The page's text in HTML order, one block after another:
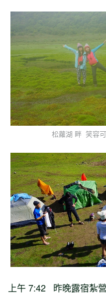
松蘿湖 畔 笑容
上午 7:42 昨晚露宿紮